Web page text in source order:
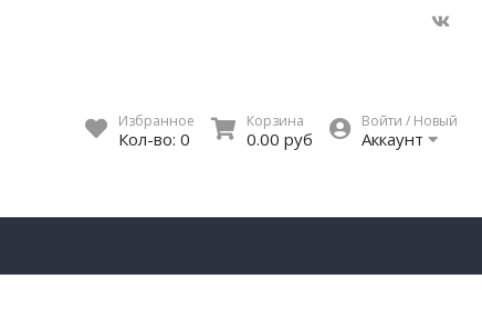
Избранное
Кол-во: 0
Корзина
0.00 руб
Войти / Новый
Аккаунт